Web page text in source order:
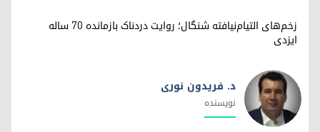
زخم‌های التیام‌نیافته شنگال؛ روایت دردناک بازمانده ۷۰ ساله
ایزدی
د. فریدون نوری
نویسندە